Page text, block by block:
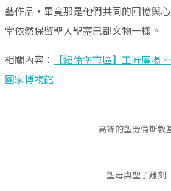
藝作品，畢竟那是他們共同的回憶與
堂依然保留聖人聖塞巴都文物一樣。
相關內容：
【紐倫堡市區】工匠廣場
國家博物館
高聳的聖勞倫斯教
聖母與聖子雕刻